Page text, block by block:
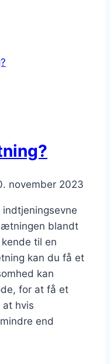
november 2023
blandt
til en
kan du få et
kan
for at få et
hvis
end